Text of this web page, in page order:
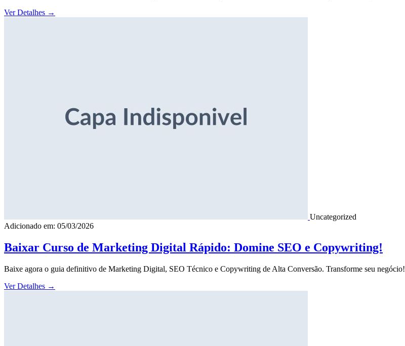
Ver Detalhes →
Uncategorized
Adicionado em: 05/03/2026
Baixar Curso de Marketing Digital Rápido: Domine SEO e Copywriting!
Baixe agora o guia definitivo de Marketing Digital, SEO Técnico e Copywriting de Alta Conversão. Transforme seu negócio!
Ver Detalhes →